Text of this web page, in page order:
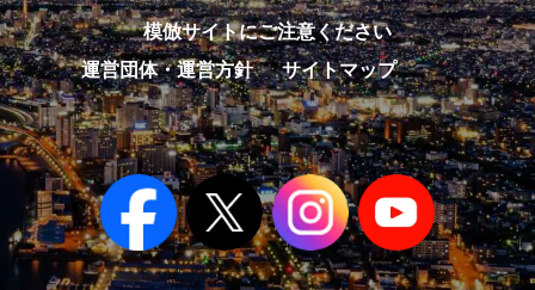
模倣サイトにご注意ください
運営団体・運営方針
サイトマップ